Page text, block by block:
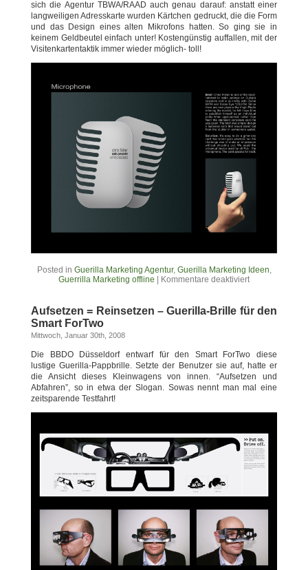
sich die Agentur TBWA/RAAD auch genau darauf: anstatt einer
langweiligen Adresskarte wurden Kärtchen gedruckt, die die Form
und das Design eines alten Mikrofons hatten. So ging sie in
keinem Geldbeutel einfach unter! Kostengünstig auffallen, mit der
Visitenkartentaktik immer wieder möglich- toll!
Posted in Guerilla Marketing Agentur, Guerilla Marketing Ideen,
Guerrilla Marketing offline
Kommentare deaktiviert
Aufsetzen = Reinsetzen – Guerilla-Brille für den
Smart ForTwo
Mittwoch, Januar 30th, 2008
Die BBDO Düsseldorf entwarf für den Smart ForTwo diese
lustige Guerilla-Pappbrille. Setzte der Benutzer sie auf, hatte er
die Ansicht dieses Kleinwagens von innen. “Aufsetzen und
Abfahren”, so in etwa der Slogan. Sowas nennt man mal eine
zeitsparende Testfahrt!